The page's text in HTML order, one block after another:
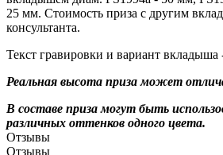
25 мм. Стоимость приза с другим
консультанта.
Текст гравировки и вариант вкладыша
Реальная высота приза может
В составе приза могут быть
различных оттенков одного цвета.
Отзывы
Отзывы